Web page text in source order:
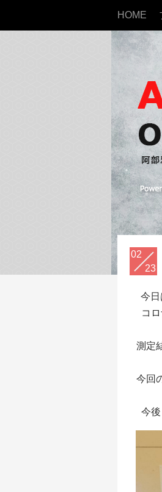
HOME
02
23
今日
コ
測定
今回
今